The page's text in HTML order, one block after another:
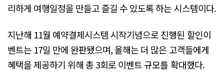
리하게 여행일정을 만들고 즐길 수 있도록 하는 시스템이다.
지난해 11월 예약결제시스템 시작기념으로 진행된 할인이
벤트는 17일 만에 완판됐으며, 올해는 더 많은 고객들에게
혜택을 제공하기 위해 총 3회로 이벤트 규모를 확대했다.